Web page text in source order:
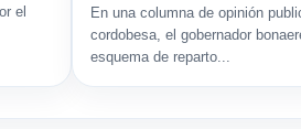
el
En una columna de opinión
cordobesa, el gobernador
esquema de reparto...